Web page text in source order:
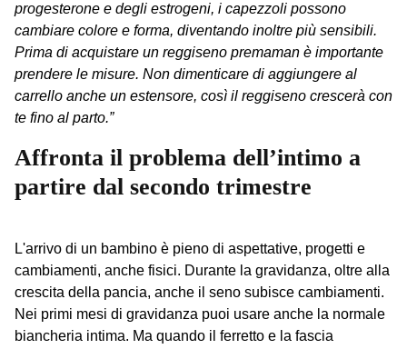
progesterone e degli estrogeni, i capezzoli possono
cambiare colore e forma, diventando inoltre più sensibili.
Prima di acquistare un reggiseno premaman è importante
prendere le misure. Non dimenticare di aggiungere al
carrello anche un estensore, così il reggiseno crescerà con
te fino al parto.”
Affronta il problema dell’intimo a
partire dal secondo trimestre
L'arrivo di un bambino è pieno di aspettative, progetti e
cambiamenti, anche fisici. Durante la gravidanza, oltre alla
crescita della pancia, anche il seno subisce cambiamenti.
Nei primi mesi di gravidanza puoi usare anche la normale
biancheria intima. Ma quando il ferretto e la fascia